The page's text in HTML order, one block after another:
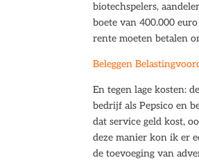
biotechspelers,
boete van 400.000
rente moeten betalen
Beleggen
En tegen lage kosten:
bedrijf als Pepsico en
dat service geld kost,
deze manier kon ik er
de toevoeging van